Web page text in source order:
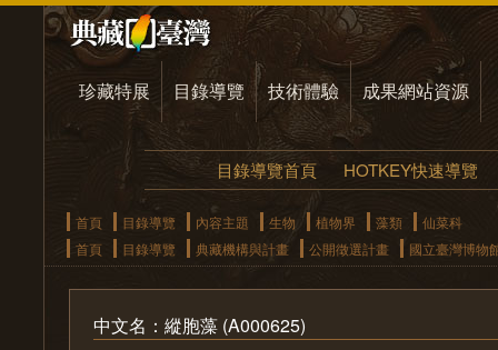
珍藏特展 目錄導覽 技術體驗 成果網站資源
目錄導覽首頁 HOTKEY快速導覽
首頁 目錄導覽 內容主題 生物 植物界 藻類
仙菜科
首頁
目錄導覽 典藏機構與計畫 公開徵選計畫 國立臺灣博物
中文名：縱胞藻 (A000625)